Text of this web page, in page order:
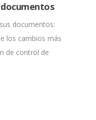
documentos:
los cambios más
de control de